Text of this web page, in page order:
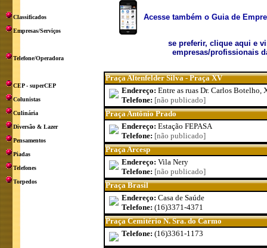
Classificados
Empresas/Serviços
Telefone/Operadora
CEP - superCEP
Colunistas
Culinária
Diversão & Lazer
Pensamentos
Piadas
Telefones
Torpedos
Acesse também o Guia de
se preferir, clique aqui e
empresas/profissionais
Praça Altenfelder Silva - Praça XV
Endereço: Entre as ruas Dr. Carlos
Telefone: [não publicado]
Praça Antônio Prado
Endereço: Estação FEPASA
Telefone: [não publicado]
Praça Arcesp
Endereço: Vila Nery
Telefone: [não publicado]
Praça Brasil
Endereço: Casa de Saúde
Telefone: (16)3371-4371
Praça Cemitério N. Sra. do Carmo
Telefone: (16)3361-1173